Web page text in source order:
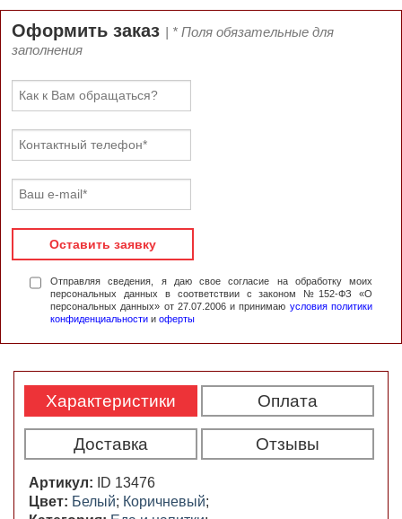
Оформить заказ | * Поля обязательные для
заполнения
Оставить заявку
Отправляя сведения, я даю свое согласие на обработку моих
персональных данных в соответствии с законом №152-ФЗ «О
персональных данных» от 27.07.2006 и принимаю условия политики
конфиденциальности и оферты
Характеристики Оплата
Доставка Отзывы
Артикул:
ID 13476
Цвет: Белый; Коричневый;